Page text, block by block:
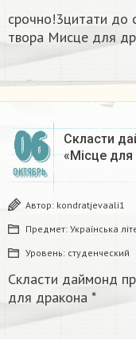
срочно!3цитати до
твора Мисце для
06
ОКТЯБРЬ
Скласти
«Місце
Автор: kondratjevaali1
Предмет: Українська
Уровень: студенческий
Скласти даймонд
для дракона *